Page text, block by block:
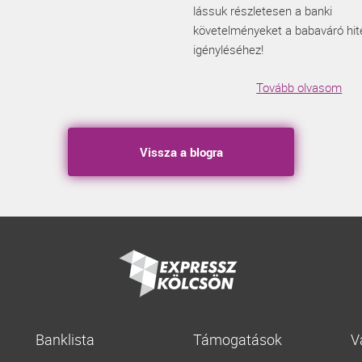
lássuk részletesen a banki
követelményeket a babaváró
igényléséhez!
Tovább olvasom
Vissza a blogra
Banklista Támogatások